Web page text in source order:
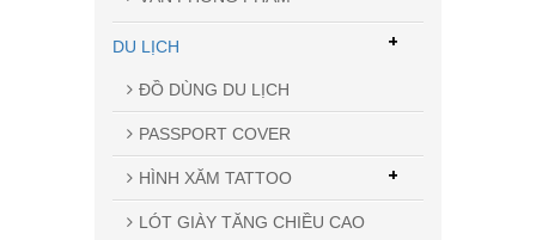
DU LỊCH
ĐỒ DÙNG DU LỊCH
PASSPORT COVER
HÌNH XĂM TATTOO +
LÓT GIÀY TĂNG CHIỀU CAO
+